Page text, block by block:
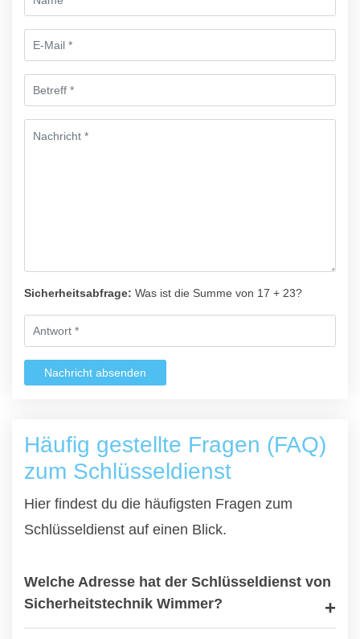
Sicherheitsabfrage: Was ist die Summe von 17 + 23?
Nachricht absenden
Häufig gestellte Fragen (FAQ)
zum Schlüsseldienst
Hier findest du die häufigsten Fragen zum
Schlüsseldienst auf einen Blick.
Welche Adresse hat der Schlüsseldienst von
Sicherheitstechnik Wimmer?